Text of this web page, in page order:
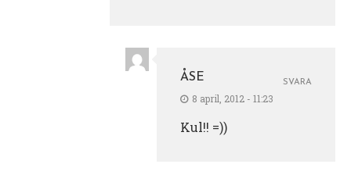
ÅSE
8 april, 2012 - 11:23
Kul!! =))
SVARA